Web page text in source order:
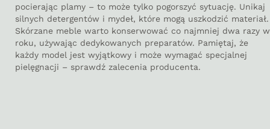
pocierając plamy – to może tylko pogorszyć sytuację. Unikaj
silnych detergentów i mydeł, które mogą uszkodzić materiał.
Skórzane meble warto konserwować co najmniej dwa razy w
roku, używając dedykowanych preparatów. Pamiętaj, że
każdy model jest wyjątkowy i może wymagać specjalnej
pielęgnacji – sprawdź zalecenia producenta.